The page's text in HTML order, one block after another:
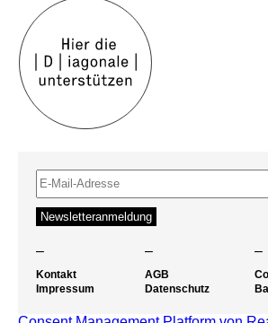
– – –
Kontakt
Impressum
AGB
Datenschutz